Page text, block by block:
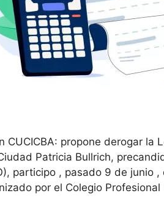
CUCICBA: propone derogar la
Patricia Bullrich,
participo , pasado 9 de junio
por el Colegio